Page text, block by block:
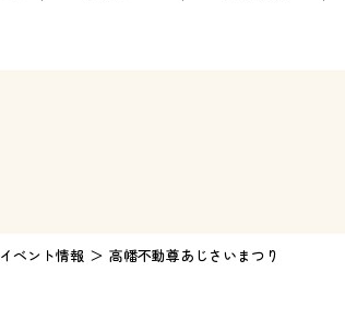
イベント情報 高幡不動尊あじさいまつり